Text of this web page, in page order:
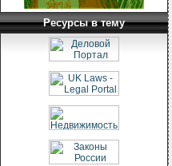
Ресурсы в тему